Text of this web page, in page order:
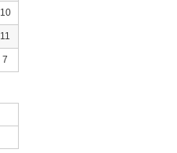
10
11
7